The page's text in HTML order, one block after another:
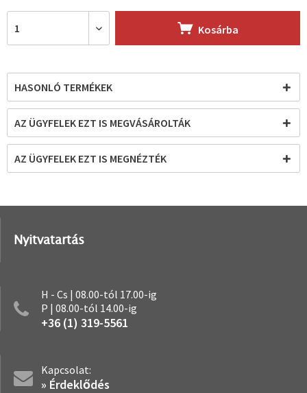
Kosárba
HASONLÓ TERMÉKEK
AZ ÜGYFELEK EZT IS MEGVÁSÁROLTÁK
AZ ÜGYFELEK EZT IS MEGNÉZTÉK
Nyitvatartás
H - Cs | 08.00-tól 17.00-ig
P | 08.00-tól 14.00-ig
+36 (1) 319-5561
Kapcsolat:
» Érdeklődés